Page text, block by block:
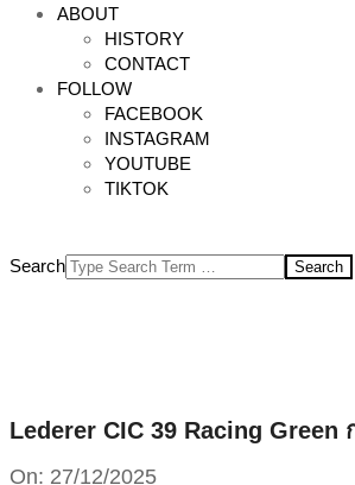
ABOUT
HISTORY
CONTACT
FOLLOW
FACEBOOK
INSTAGRAM
YOUTUBE
TIKTOK
Search
Lederer CIC 39 Racing
On: 27/12/2025